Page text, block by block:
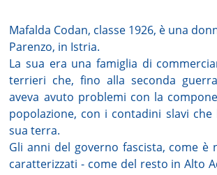
Mafalda Codan, classe 1926, è una
Parenzo, in Istria.
La sua era una famiglia di
terrieri che, fino alla seconda
aveva avuto problemi con la
popolazione, con i contadini slavi che
sua terra.
Gli anni del governo fascista, come è
caratterizzati - come del resto in Alto